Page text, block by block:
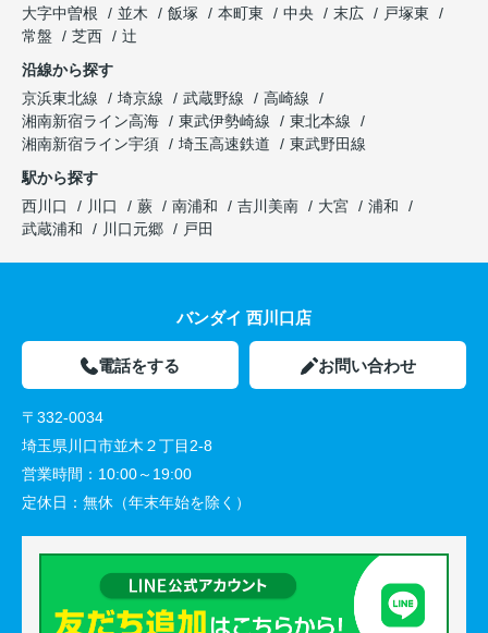
大字中曽根
並木 飯塚 本町東 中央 末広
戸塚東
常盤
芝西
辻
沿線から探す
京浜東北線
埼京線 武蔵野線
高崎線
湘南新宿ライン高海
東武伊勢崎線
東北本線
湘南新宿ライン宇須
埼玉高速鉄道
東武野田線
駅から探す
西川口
川口 蕨 南浦和 吉川美南 大宮
浦和
武蔵浦和
川口元郷 戸田
バンダイ 西川口店
電話をする お問い合わせ
〒332-0034
埼玉県川口市並木２丁目2-8
営業時間： 10:00～19:00
定休日： 無休（年末年始を除く）